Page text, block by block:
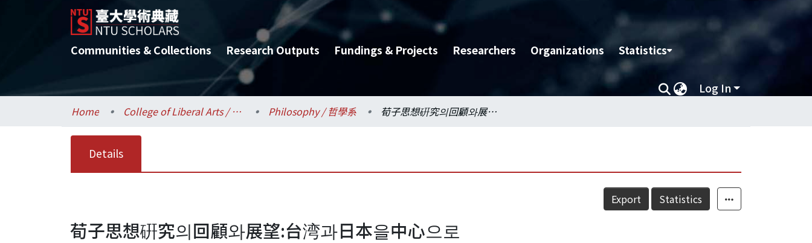
Communities & Collections Research Outputs Fundings & Projects Researchers Organizations Statistics
Log In
Home College of Liberal Arts / 文學院 Philosophy / 哲學系 荀子思想硏究의回顧와展望:台湾과日本을中心으로
Details
Export Statistics
荀子思想硏究의回顧와展望:台湾과日本을中心으로